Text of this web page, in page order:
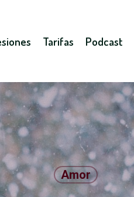
Tarifas Podcast
Amor